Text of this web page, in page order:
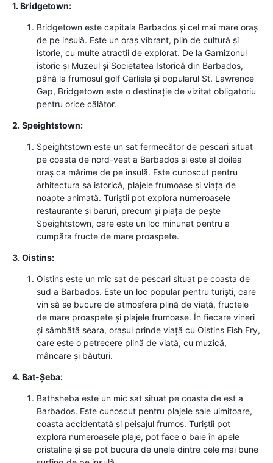
1. Bridgetown:
Bridgetown este capitala Barbados și cel mai mare oraș
de pe insulă. Este un oraș vibrant, plin de cultură și
istorie, cu multe atracții de explorat. De la Garnizonul
istoric și Muzeul și Societatea Istorică din Barbados,
până la frumosul golf Carlisle și popularul St. Lawrence
Gap, Bridgetown este o destinație de vizitat obligatoriu
pentru orice călător.
2. Speightstown:
Speightstown este un sat fermecător de pescari situat
pe coasta de nord-vest a Barbados și este al doilea
oraș ca mărime de pe insulă. Este cunoscut pentru
arhitectura sa istorică, plajele frumoase și viața de
noapte animată. Turiștii pot explora numeroasele
restaurante și baruri, precum și piața de pește
Speightstown, care este un loc minunat pentru a
cumpăra fructe de mare proaspete.
3. Oistins:
Oistins este un mic sat de pescari situat pe coasta de
sud a Barbados. Este un loc popular pentru turiști, care
vin să se bucure de atmosfera plină de viață, fructele
de mare proaspete și plajele frumoase. În fiecare vineri
și sâmbătă seara, orașul prinde viață cu Oistins Fish Fry,
care este o petrecere plină de viață, cu muzică,
mâncare și băuturi.
4. Bat-Șeba:
Bathsheba este un mic sat situat pe coasta de est a
Barbados. Este cunoscut pentru plajele sale uimitoare,
coasta accidentată și peisajul frumos. Turiștii pot
explora numeroasele plaje, pot face o baie în apele
cristaline și se pot bucura de unele dintre cele mai bune